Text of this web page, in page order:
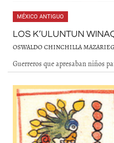
MÉXICO ANTIGUO
LOS K’ULUNTUN
OSWALDO CHINCHILLA
Guerreros que apresaban niños